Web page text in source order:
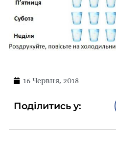
16 Червня, 2018
Поділитись у: